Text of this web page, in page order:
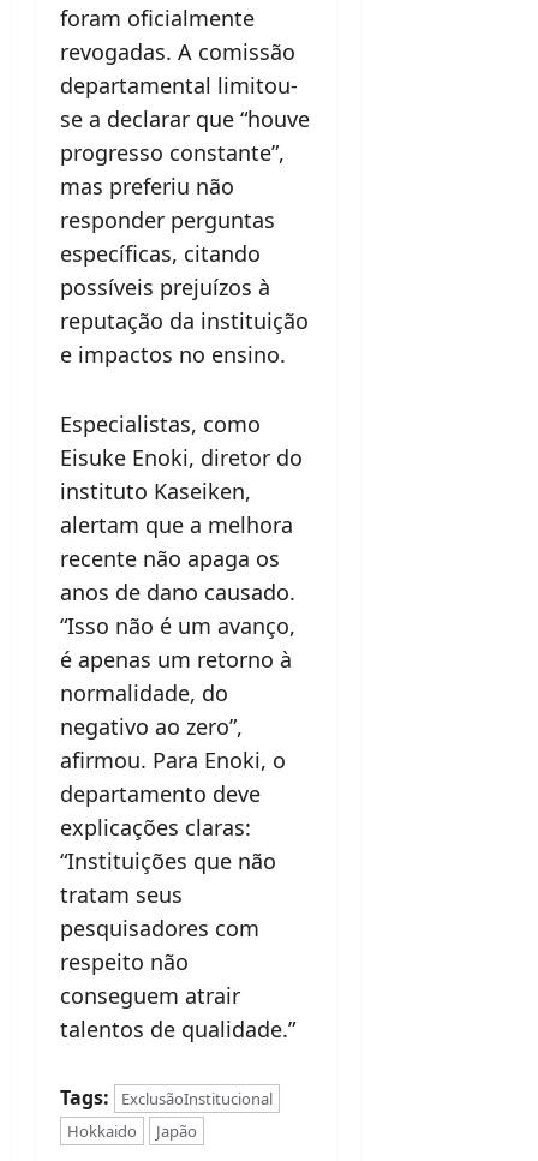
foram oficialmente
revogadas. A comissão
departamental limitou-
se a declarar que “houve
progresso constante”,
mas preferiu não
responder perguntas
específicas, citando
possíveis prejuízos à
reputação da instituição
e impactos no ensino.
Especialistas, como
Eisuke Enoki, diretor do
instituto Kaseiken,
alertam que a melhora
recente não apaga os
anos de dano causado.
“Isso não é um avanço,
é apenas um retorno à
normalidade, do
negativo ao zero”,
afirmou. Para Enoki, o
departamento deve
explicações claras:
“Instituições que não
tratam seus
pesquisadores com
respeito não
conseguem atrair
talentos de qualidade.”
Tags:
ExclusãoInstitucional
Hokkaido
Japão